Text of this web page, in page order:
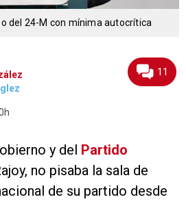
del 24-M con mínima autocrítica
11
y del Partido
no pisaba la sala de
de su partido desde